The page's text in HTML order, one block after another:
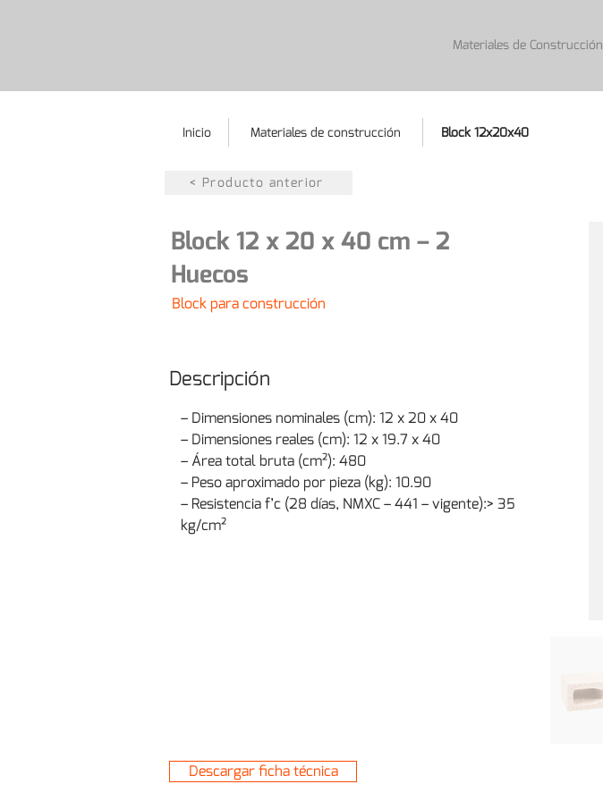
Materiales de Construcción
Inicio Materiales de construcción Block 12x20x40
< Producto anterior
Block 12 x 20 x 40 cm – 2
Huecos
Block para construcción
Descripción
– Dimensiones nominales (cm): 12 x 20 x 40
– Dimensiones reales (cm): 12 x 19.7 x 40
– Área total bruta (cm²): 480
– Peso aproximado por pieza (kg): 10.90
– Resistencia f’c (28 días, NMXC – 441 – vigente):> 35
kg/cm²
Descargar ficha técnica